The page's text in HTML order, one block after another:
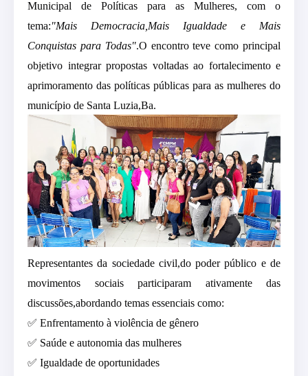
Municipal de Políticas para as Mulheres, com o
tema:"Mais Democracia,Mais Igualdade e Mais
Conquistas para Todas".O encontro teve como principal
objetivo integrar propostas voltadas ao fortalecimento e
aprimoramento das políticas públicas para as mulheres do
município de Santa Luzia,Ba.
Representantes da sociedade civil,do poder público e de
movimentos sociais participaram ativamente das
discussões,abordando temas essenciais como:
✅ Enfrentamento à violência de gênero
✅ Saúde e autonomia das mulheres
✅ Igualdade de oportunidades